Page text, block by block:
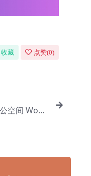
收藏 点赞(0)
空间 Word